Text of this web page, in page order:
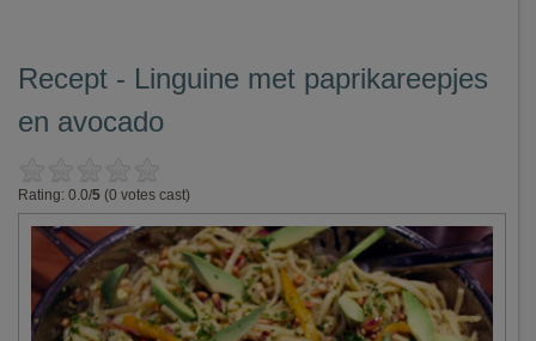
Recept - Linguine met paprikareepjes
en avocado
Rating: 0.0/5 (0 votes cast)